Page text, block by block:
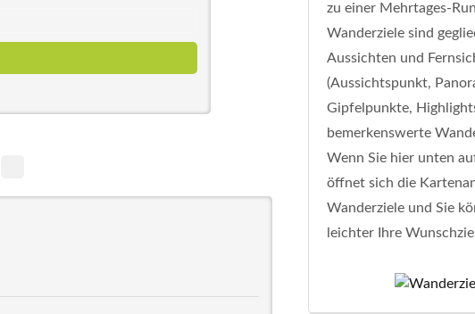
zu einer Mehrtages-
Wanderziele sind
Aussichten und
(Aussichtspunkt,
Gipfelpunkte,
bemerkenswerte
Wenn Sie hier unten
öffnet sich die
Wanderziele und Sie
leichter Ihre